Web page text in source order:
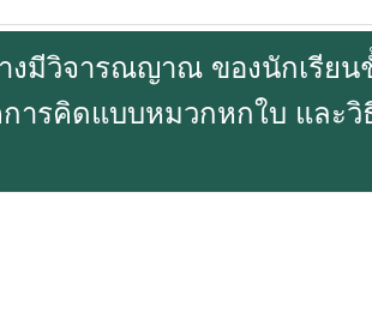
งมีวิจารณญาณ ของนักเรียน
ารคิดแบบหมวกหกใบ และ